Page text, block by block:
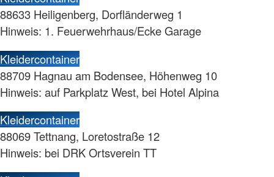
88633 Heiligenberg, Dorfländerweg 1
Hinweis: 1. Feuerwehrhaus/Ecke Garage
Kleidercontainer
88709 Hagnau am Bodensee, Höhenweg 10
Hinweis: auf Parkplatz West, bei Hotel Alpina
Kleidercontainer
88069 Tettnang, Loretostraße 12
Hinweis: bei DRK Ortsverein TT